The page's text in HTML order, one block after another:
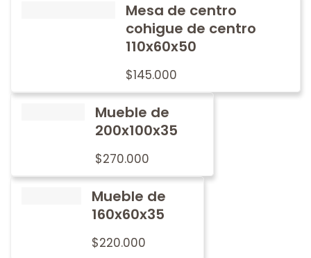
Mesa de centro
cohigue de centro
110x60x50
$145.000
Mueble de
200x100x35
$270.000
Mueble de
160x60x35
$220.000